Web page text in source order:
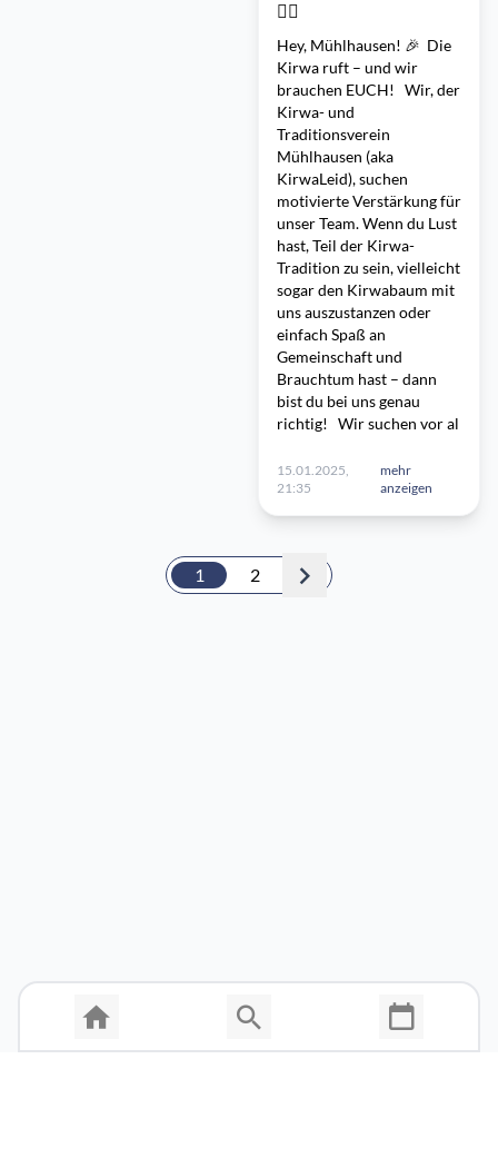
👇🏼
Hey, Mühlhausen! 🎉 Die
Kirwa ruft – und wir
brauchen EUCH! Wir, der
Kirwa- und
Traditionsverein
Mühlhausen (aka
KirwaLeid), suchen
motivierte Verstärkung für
unser Team. Wenn du Lust
hast, Teil der Kirwa-
Tradition zu sein, vielleicht
sogar den Kirwabaum mit
uns auszustanzen oder
einfach Spaß an
Gemeinschaft und
Brauchtum hast – dann
bist du bei uns genau
richtig! Wir suchen vor al
15.01.2025,
21:35
mehr
anzeigen
1 2